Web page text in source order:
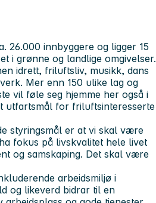
26.000 innbyggere og ligger 15
i grønne og landlige omgivelser.
idrett, friluftsliv, musikk, dans
Mer enn 150 ulike lag og
vil føle seg hjemme her også i
utfartsmål for friluftsinteresserte
styringsmål er at vi skal være
fokus på livskvalitet hele livet
og samskaping. Det skal være
arbeidsmiljø i
og likeverd bidrar til en